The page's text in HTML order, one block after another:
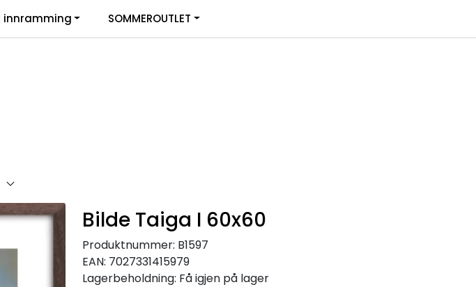
innramming SOMMEROUTLET
Bilde Taiga I 60x60
Produktnummer: B1597
EAN: 7027331415979
Lagerbeholdning: Få igjen på lager